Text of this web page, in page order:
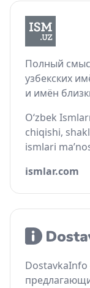
Полный
узбекских
и имён
O‘zbek
chiqishi,
ismlari
ismlar.com
DostavkaInfo